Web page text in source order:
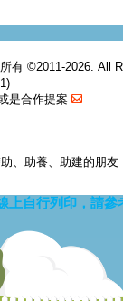
有 ©2011-2026. All
是合作提案
、助養、助建的朋
上自行列印，請參